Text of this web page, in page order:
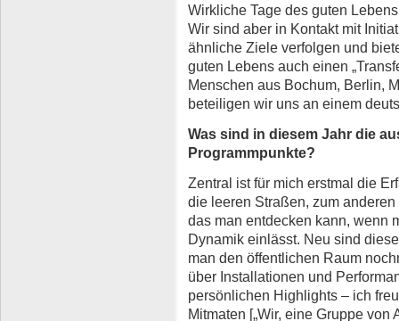
Wirkliche Tage des guten
Wir sind aber in Kontakt mit
ähnliche Ziele verfolgen und
guten Lebens auch einen
Menschen aus Bochum, Berlin,
beteiligen wir uns an einem
Was sind in diesem Jahr die
Programmpunkte?
Zentral ist für mich erstmal die
die leeren Straßen, zum
das man entdecken kann, wenn
Dynamik einlässt. Neu sind
man den öffentlichen Raum
über Installationen und
persönlichen Highlights – ich
Mitmaten [„Wir, eine Gruppe